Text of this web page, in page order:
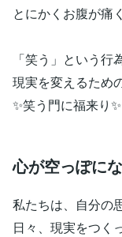
とにかくお腹が痛
「笑う」という行
現実を変えるため
✨笑う門に福来り✨
心が空っぽに
私たちは、自分の
日々、現実をつく